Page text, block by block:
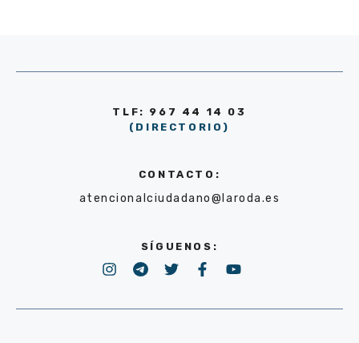
TLF: 967 44 14 03
(DIRECTORIO)
CONTACTO:
atencionalciudadano@laroda.es
SÍGUENOS: